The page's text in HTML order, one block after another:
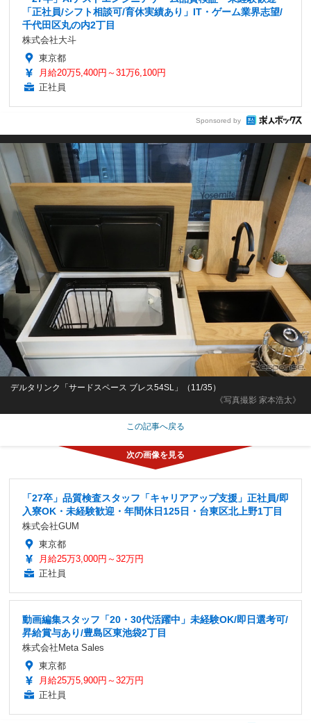
「正社員/シフト相談可/育休実績あり」IT・ゲーム業界志望/
千代田区丸の内2丁目
株式会社大斗
東京都
月給20万5,400円～31万6,100円
正社員
Sponsored by
《写真撮影 家本浩太》
デルタリンク「サードスペース ブレス54SL」（11/35）
この記事へ戻る
「27卒」品質検査スタッフ「キャリアアップ支援」正社員/即
入寮OK・未経験歓迎・年間休日125日・台東区北上野1丁目
株式会社GUM
東京都
月給25万3,000円～32万円
正社員
動画編集スタッフ「20・30代活躍中」未経験OK/即日選考可/
昇給賞与あり/豊島区東池袋2丁目
株式会社Meta Sales
東京都
月給25万5,900円～32万円
正社員